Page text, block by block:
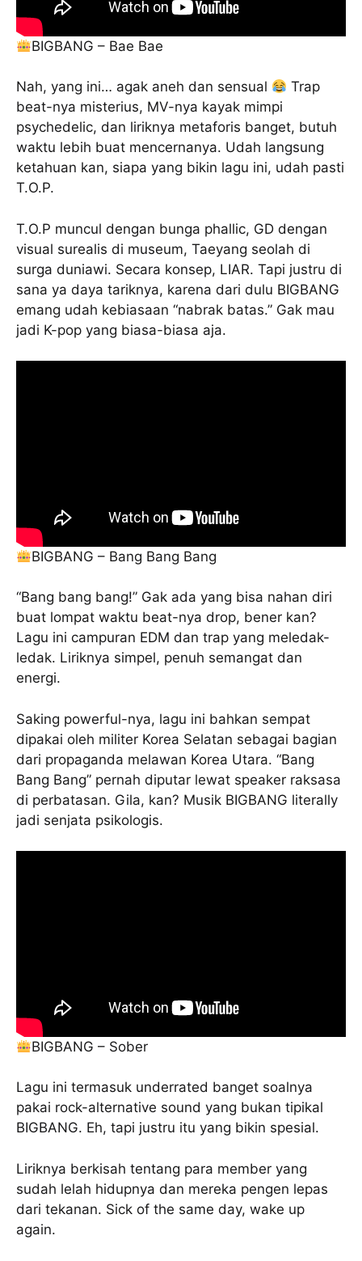
BIGBANG – Bae Bae
Nah, yang ini… agak aneh dan sensual
Trap
beat-nya misterius, MV-nya kayak mimpi
psychedelic, dan liriknya metaforis banget, butuh
waktu lebih buat mencernanya. Udah langsung
ketahuan kan, siapa yang bikin lagu ini, udah pasti
T.O.P.
T.O.P muncul dengan bunga phallic, GD dengan
visual surealis di museum, Taeyang seolah di
surga duniawi. Secara konsep, LIAR. Tapi justru di
sana ya daya tariknya, karena dari dulu BIGBANG
emang udah kebiasaan “nabrak batas.” Gak mau
jadi K-pop yang biasa-biasa aja.
BIGBANG – Bang Bang Bang
“Bang bang bang!” Gak ada yang bisa nahan diri
buat lompat waktu beat-nya drop, bener kan?
Lagu ini campuran EDM dan trap yang meledak-
ledak. Liriknya simpel, penuh semangat dan
energi.
Saking powerful-nya, lagu ini bahkan sempat
dipakai oleh militer Korea Selatan sebagai bagian
dari propaganda melawan Korea Utara. “Bang
Bang Bang” pernah diputar lewat speaker raksasa
di perbatasan. Gila, kan? Musik BIGBANG literally
jadi senjata psikologis.
BIGBANG – Sober
Lagu ini termasuk underrated banget soalnya
pakai rock-alternative sound yang bukan tipikal
BIGBANG. Eh, tapi justru itu yang bikin spesial.
Liriknya berkisah tentang para member yang
sudah lelah hidupnya dan mereka pengen lepas
dari tekanan. Sick of the same day, wake up
again.